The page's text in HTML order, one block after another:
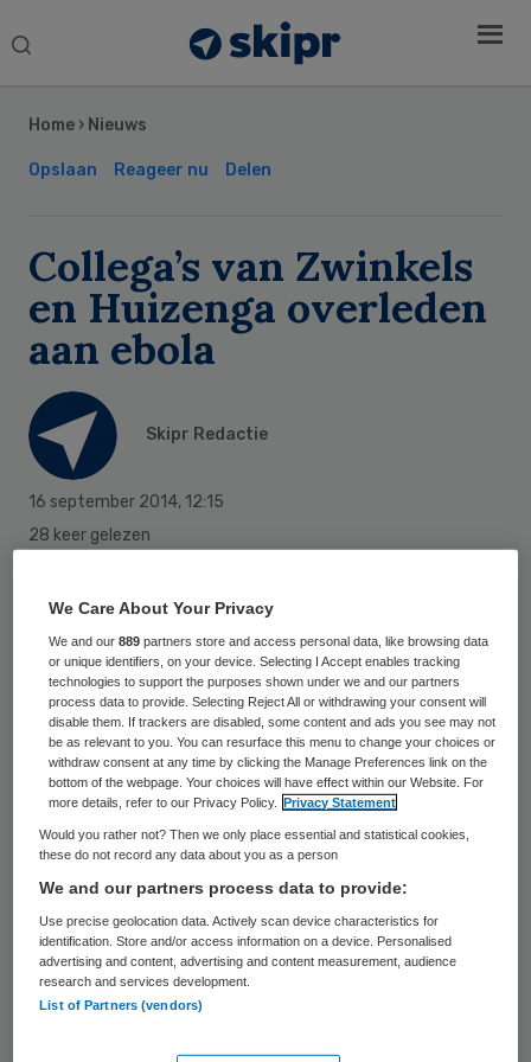
Search
Home › Nieuws
Opslaan Reageer nu Delen
Collega’s van Zwinkels
en Huizenga overleden
aan ebola
Skipr Redactie
16 september 2014, 12:15
28 keer gelezen
Twee collega’s uit Sierra Leone van de
artsen Nick Zwinkels en Erdi Huizenga zijn
overleden aan ebola. Met een van deze
twee collega’s heeft een van de
Nederlandse artsen onbeschermd contact
gehad.
Dat heeft Pien Bax, directeur van de Lion
Heart Foundation, dinsdag gezegd naar
aanleiding van een bericht van Medisch
Contact. Welke arts het onbeschermde
contact heeft gehad, kon Bax niet zeggen.
Zwinkels en Huizenga werken voor de Lion
Heart Foundation.
Sidebar
We Care About Your Privacy
We and our889 partners store and access personal data, like browsing data
or unique identifiers, on your device. Selecting I Accept enables tracking
technologies to support the purposes shown under we and our partners
process data to provide. Selecting Reject All or withdrawing your consent will
disable them. If trackers are disabled, some content and ads you see may not
be as relevant to you. You can resurface this menu to change your choices or
withdraw consent at any time by clicking the Manage Preferences link on the
bottom of the webpage. Your choices will have effect within our Website. For
more details, refer to our Privacy Policy.
Privacy Statement
Would you rather not? Then we only place essential and statistical cookies,
these do not record any data about you as a person
We and our partners process data to provide:
Use precise geolocation data. Actively scan device characteristics for
identification. Store and/or access information on a device. Personalised
advertising and content, advertising and content measurement, audience
research and services development.
List of Partners (vendors)